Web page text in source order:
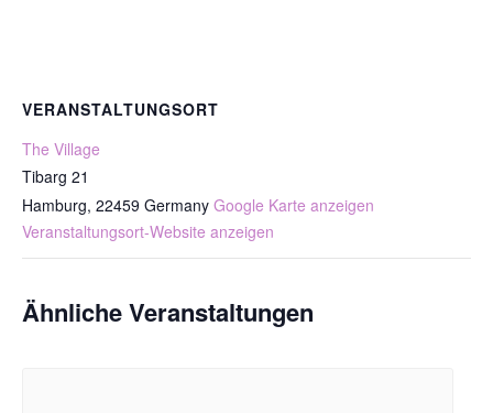
VERANSTALTUNGSORT
The Village
Tibarg 21
Hamburg, 22459 Germany Google Karte anzeigen
Veranstaltungsort-Website anzeigen
Ähnliche Veranstaltungen